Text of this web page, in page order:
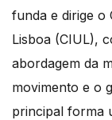
funda e dirige o
Lisboa (CIUL),
abordagem da
movimento e o
principal forma